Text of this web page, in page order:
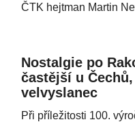
ČTK hejtman Martin
Nostalgie po
častější u
velvyslanec
Při příležitosti 100.